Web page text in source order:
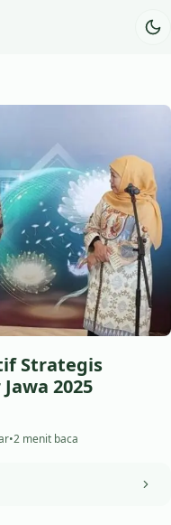
Strategis
2025
•2 menit baca